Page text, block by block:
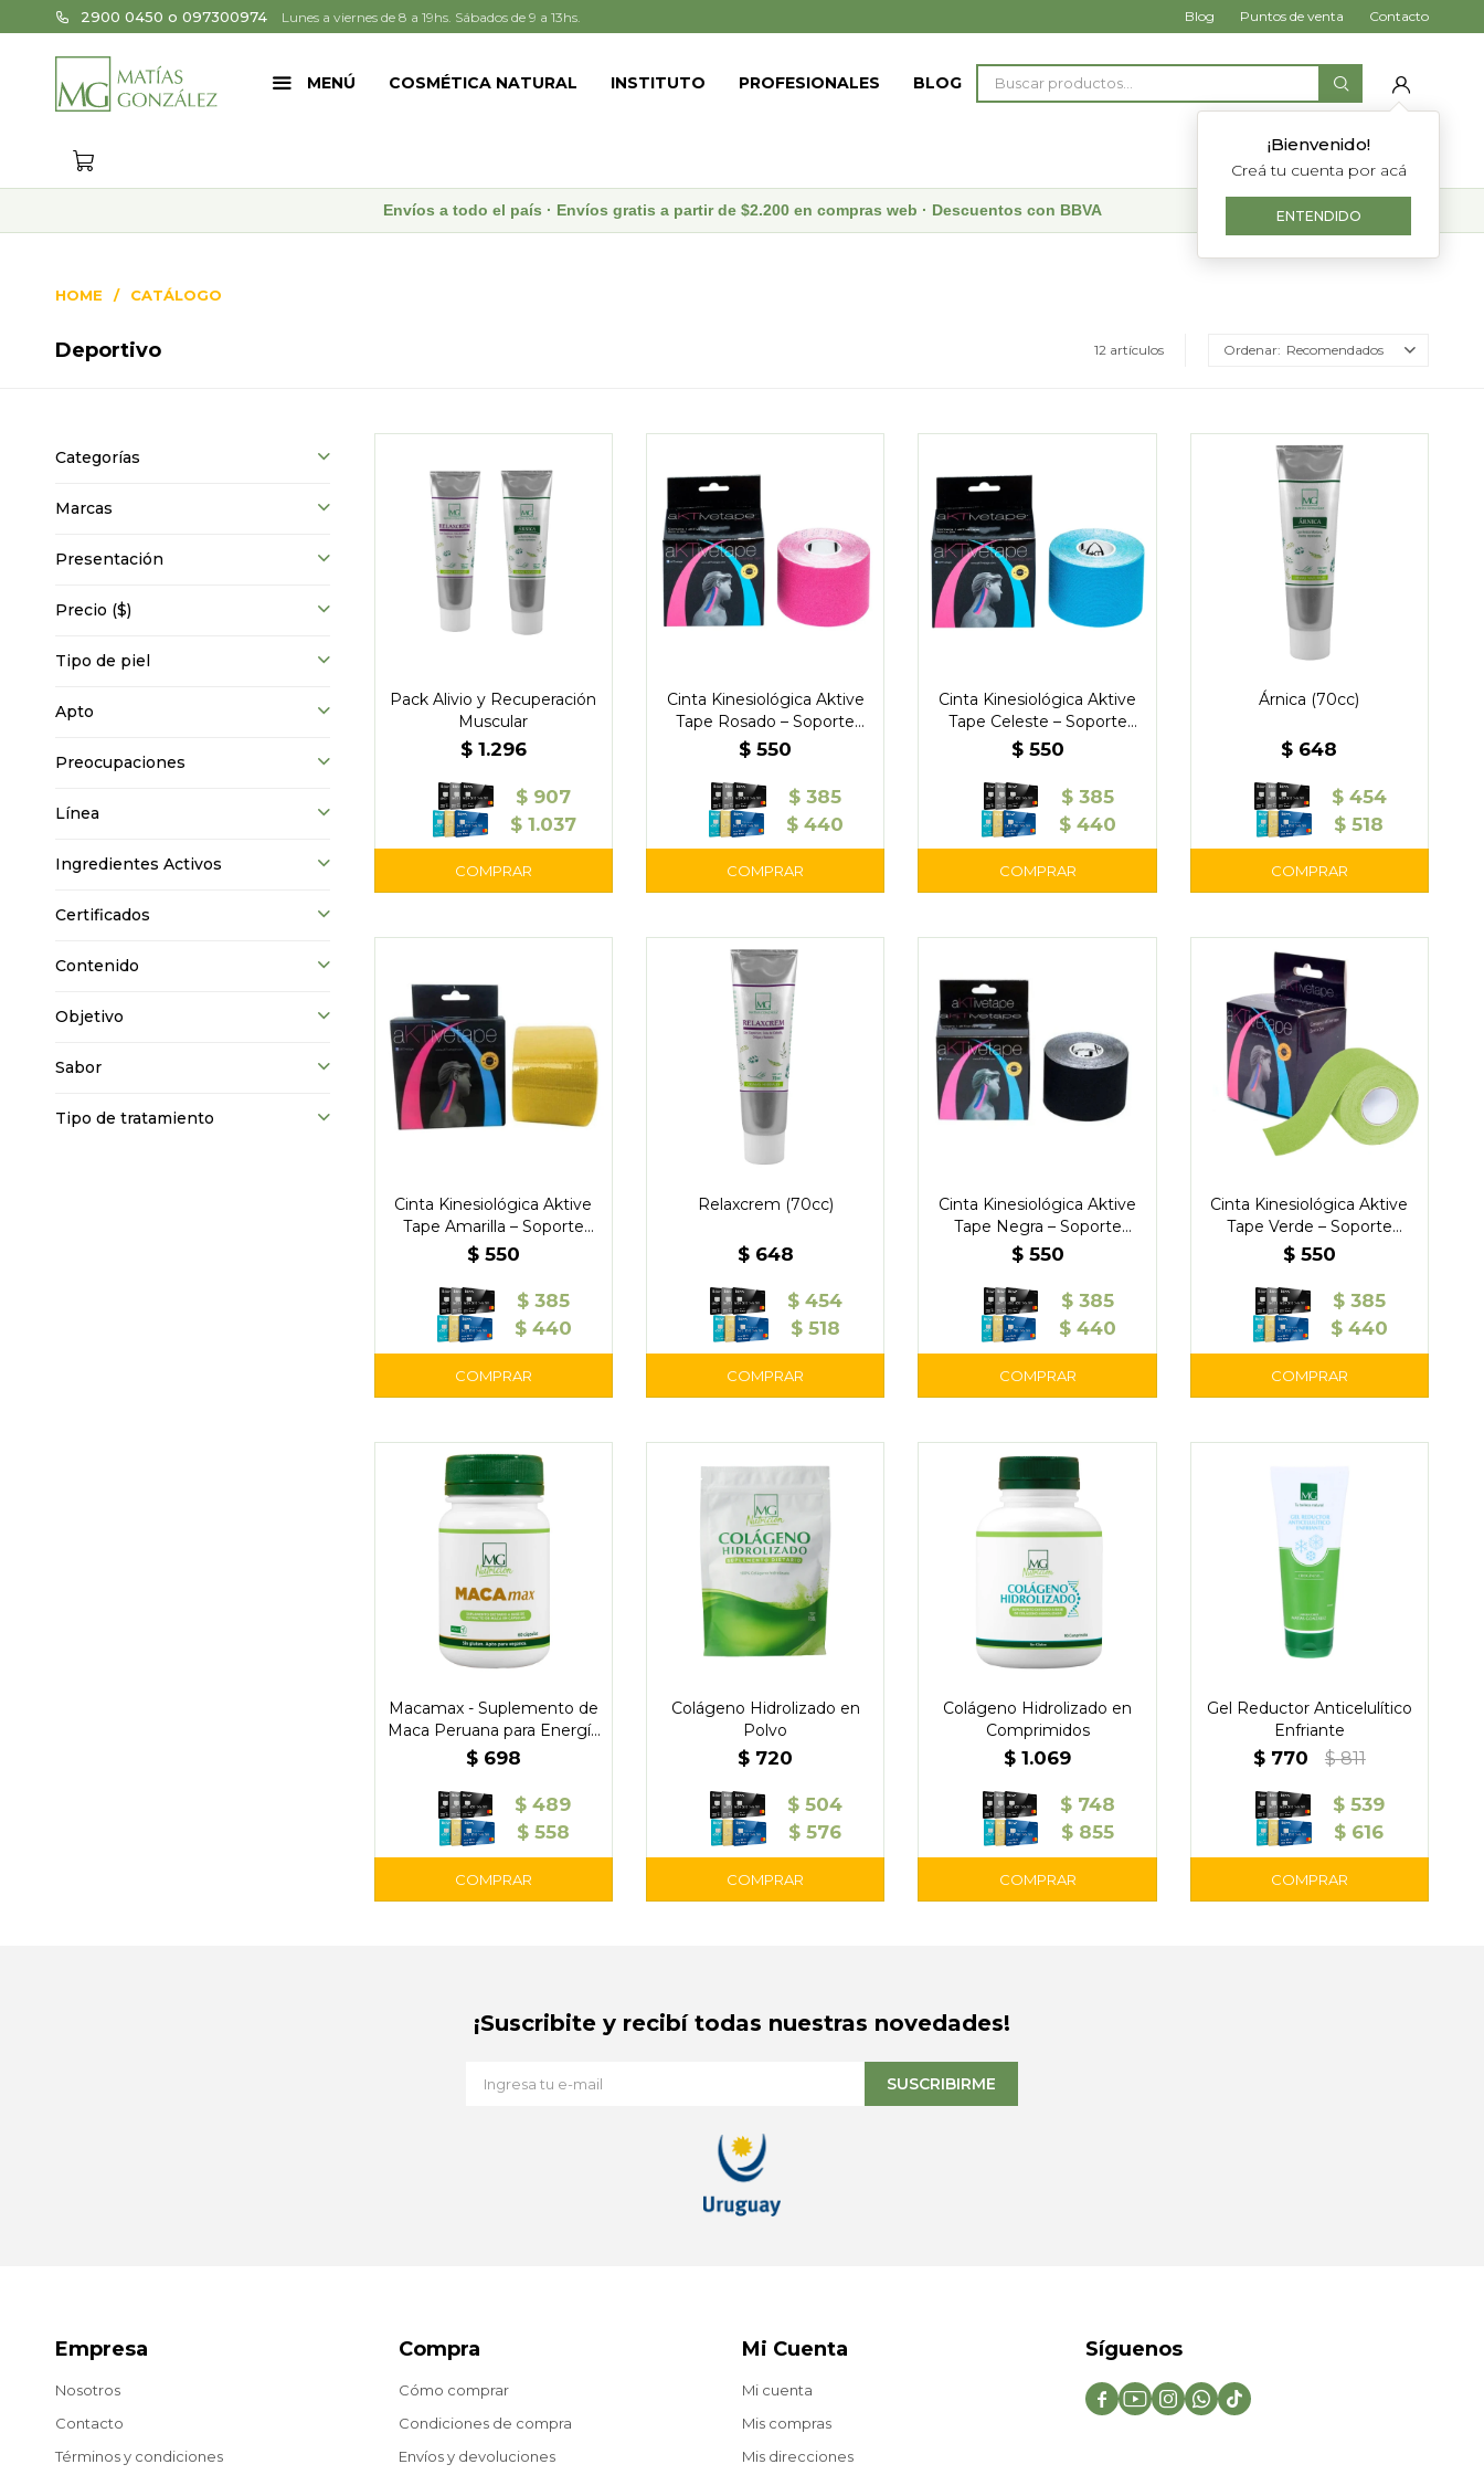
MENÚ COSMÉTICA NATURAL INSTITUTO PROFESIONALES BLOG
¡Bienvenido!
Creá tu cuenta por acá
ENTENDIDO
2900 0450 o 097300974 Lunes a viernes de 8 a 19hs. Sábados de 9 a 13hs. Blog Puntos de venta Contacto
Envíos a todo el país · Envíos gratis a partir de $2.200 en compras web · Descuentos con BBVA
HOME CATÁLOGO
Deportivo 12 artículos Recomendados
Pack Alivio y Recuperación
Muscular
$ 1.296
$ 907
$ 1.037
Cinta Kinesiológica Aktive
Tape Rosado – Soporte
Muscular y Alivio del Dolor
$ 550
$ 385
$ 440
Cinta Kinesiológica Aktive
Tape Celeste – Soporte
Muscular y Alivio del Dolor
$ 550
$ 385
$ 440
Árnica (70cc)
$ 648
$ 454
$ 518
Cinta Kinesiológica Aktive
Tape Amarilla – Soporte
Muscular y Alivio del Dolor
$ 550
$ 385
$ 440
Relaxcrem (70cc)
$ 648
$ 454
$ 518
Cinta Kinesiológica Aktive
Tape Negra – Soporte
Muscular y Alivio del Dolor
$ 550
$ 385
$ 440
Cinta Kinesiológica Aktive
Tape Verde – Soporte
Muscular y Alivio del Dolor
$ 550
$ 385
$ 440
Macamax - Suplemento de
Maca Peruana para Energía
y Bienestar
$ 698
$ 489
$ 558
Colágeno Hidrolizado en
Polvo
$ 720
$ 504
$ 576
Colágeno Hidrolizado en
Comprimidos
$ 1.069
$ 748
$ 855
Gel Reductor Anticelulítico
Enfriante
$ 770 $ 811
$ 539
$ 616
Categorías
Marcas
Presentación
Precio ($)
Tipo de piel
Apto
Preocupaciones
Línea
Ingredientes Activos
Certificados
Contenido
Objetivo
Sabor
Tipo de tratamiento
Empresa
Nosotros
Contacto
Términos y condiciones
Compra
Cómo comprar
Condiciones de compra
Envíos y devoluciones
Mi Cuenta
Mi cuenta
Mis compras
Mis direcciones
Síguenos
    
¡Suscribite y recibí todas nuestras novedades!
SUSCRIBIRME